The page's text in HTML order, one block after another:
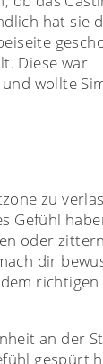
hat sie
Diese war
wollte
zu
Gefühl
oder
dir
richtigen
an der
gespürt